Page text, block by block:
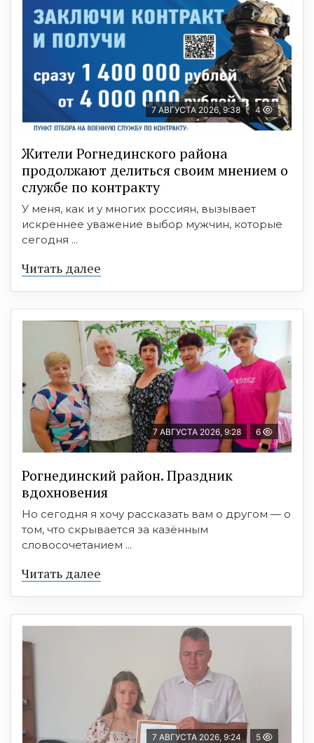
7 АВГУСТА 2026, 9:38 4
Жители Рогнединского района
продолжают делиться своим мнением о
службе по контракту
У меня, как и у многих россиян, вызывает
искреннее уважение выбор мужчин, которые
сегодня ...
Читать далее
7 АВГУСТА 2026, 9:28 6
Рогнединский район. Праздник
вдохновения
Но сегодня я хочу рассказать вам о другом — о
том, что скрывается за казённым
словосочетанием ...
Читать далее
7 АВГУСТА 2026, 9:24 5